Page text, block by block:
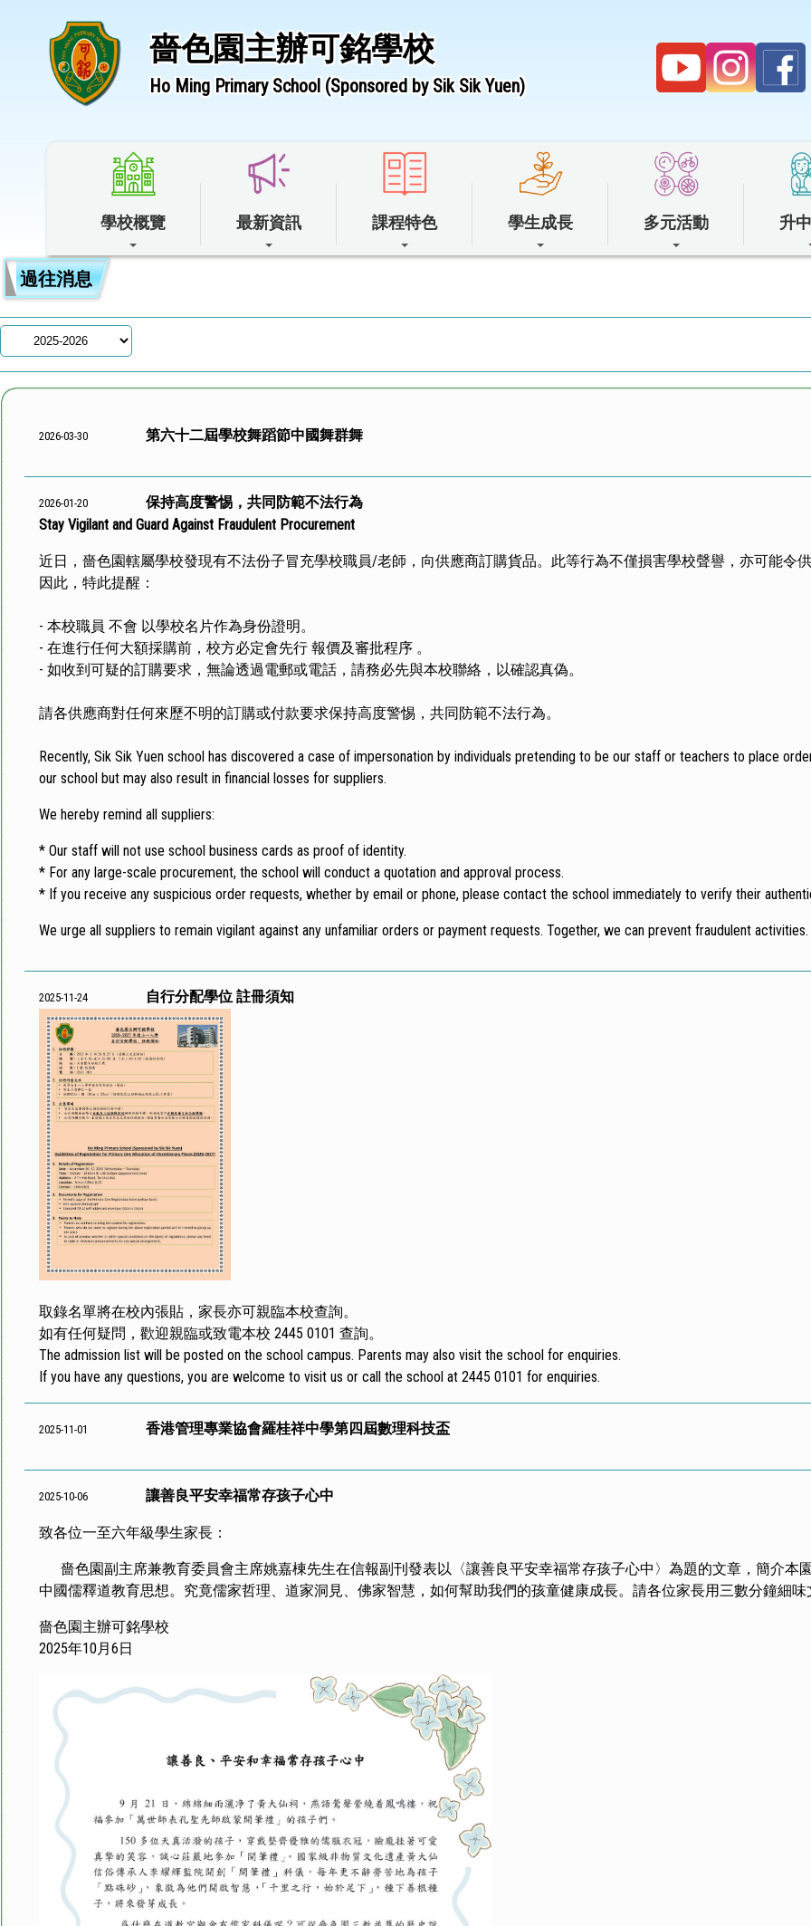
嗇色園主辦可銘學校
Ho Ming Primary School (Sponsored by Sik Sik Yuen)
學校概覽 最新資訊 課程特色 學生成長 多元活動 升
過往消息
2026-03-30 第六十二屆學校舞蹈節中國舞群舞
2026-01-20
保持高度警惕，共同防範不法行為
Stay Vigilant and Guard Against Fraudulent Procurement
近日，嗇色園轄屬學校發現有不法份子冒充學校職員/老師，向供應商訂購貨品。此等行為不僅損害學校聲譽，亦可能令
因此，特此提醒：
- 本校職員 不會 以學校名片作為身份證明。
- 在進行任何大額採購前，校方必定會先行 報價及審批程序 。
- 如收到可疑的訂購要求，無論透過電郵或電話，請務必先與本校聯絡，以確認真偽。
請各供應商對任何來歷不明的訂購或付款要求保持高度警惕，共同防範不法行為。
Recently, Sik Sik Yuen school has discovered a case of impersonation by individuals pretending to be our staff or teachers to place
our school but may also result in financial losses for suppliers.
We hereby remind all suppliers:
* Our staff will not use school business cards as proof of identity.
* For any large-scale procurement, the school will conduct a quotation and approval process.
* If you receive any suspicious order requests, whether by email or phone, please contact the school immediately to verify their
We urge all suppliers to remain vigilant against any unfamiliar orders or payment requests. Together, we can prevent fraudulent activities.
2025-11-24 自行分配學位 註冊須知
取錄名單將在校內張貼，家長亦可親臨本校查詢。
如有任何疑問，歡迎親臨或致電本校 2445 0101 查詢。
The admission list will be posted on the school campus. Parents may also visit the school for enquiries.
If you have any questions, you are welcome to visit us or call the school at 2445 0101 for enquiries.
2025-11-01 香港管理專業協會羅桂祥中學第四屆數理科技盃
2025-10-06 讓善良平安幸福常存孩子心中
致各位一至六年級學生家長：
嗇色園副主席兼教育委員會主席姚嘉棟先生在信報副刊發表以〈讓善良平安幸福常存孩子心中〉為題的文章，簡介本
中國儒釋道教育思想。究竟儒家哲理、道家洞見、佛家智慧，如何幫助我們的孩童健康成長。請各位家長用三數分鐘細
嗇色園主辦可銘學校
2025年10月6日